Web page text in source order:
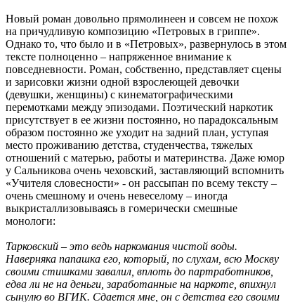
Новый роман довольно прямолинеен и совсем не похож
на причудливую композицию «Петровых в гриппе».
Однако то, что было и в «Петровых», развернулось в этом
тексте полноценно – напряженное внимание к
повседневности. Роман, собственно, представляет сцены
и зарисовки жизни одной взрослеющей девочки
(девушки, женщины) с кинематографическими
перемотками между эпизодами. Поэтический наркотик
присутствует в ее жизни постоянно, но парадоксальным
образом постоянно же уходит на задний план, уступая
место проживанию детства, студенчества, тяжелых
отношений с матерью, работы и материнства. Даже юмор
у Сальникова очень чеховский, заставляющий вспомнить
«Учителя словесности» - он рассыпан по всему тексту –
очень смешному и очень невеселому – иногда
выкристаллизовываясь в гомерически смешные
монологи:
Тарковский – это ведь наркомания чистой воды.
Наверняка папашка его, который, по слухам, всю Москву
своими стишками завалил, вплоть до партработников,
едва ли не на деньги, заработанные на наркоте, впихнул
сынулю во ВГИК. Сдается мне, он с детства его своими